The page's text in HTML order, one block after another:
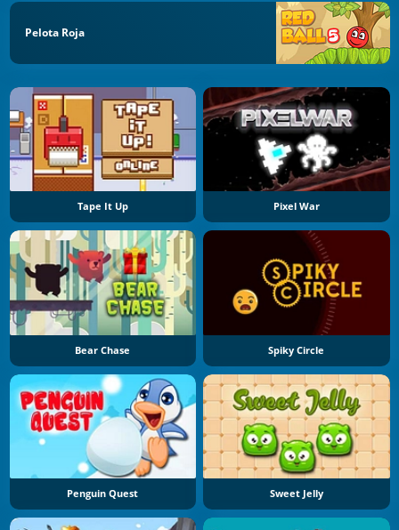
Pelota Roja
Tape It Up Pixel War
Bear Chase Spiky Circle
Penguin Quest Sweet Jelly